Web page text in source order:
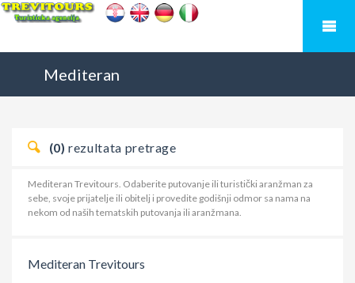
Mediteran
(0) rezultata pretrage
Mediteran Trevitours. Odaberite putovanje ili turistički aranžman za
sebe, svoje prijatelje ili obitelj i provedite godišnji odmor sa nama na
nekom od naših tematskih putovanja ili aranžmana.
Mediteran Trevitours